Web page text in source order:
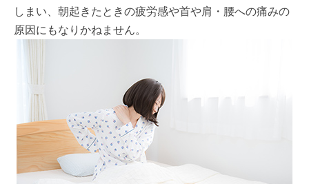
しまい、朝起きたときの疲労感や首や肩・腰への痛みの
原因にもなりかねません。